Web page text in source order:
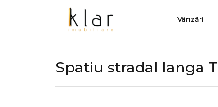
Vânzări
Spatiu stradal langa